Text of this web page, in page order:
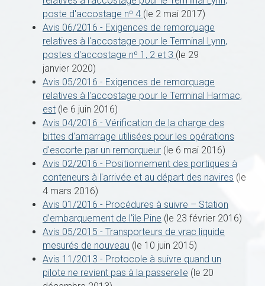
poste d'accostage n⁰ 4 (le 2 mai 2017)
Avis 06/2016 - Exigences de remorquage
relatives à l'accostage pour le Terminal Lynn,
postes d'accostage n⁰ 1, 2 et 3 (le 29
janvier 2020)
Avis 05/2016 - Exigences de remorquage
relatives à l'accostage pour le Terminal Harmac,
est (le 6 juin 2016)
Avis 04/2016 - Vérification de la charge des
bittes d'amarrage utilisées pour les opérations
d'escorte par un remorqueur (le 6 mai 2016)
Avis 02/2016 - Positionnement des portiques à
conteneurs à l'arrivée et au départ des navires (le
4 mars 2016)
Avis 01/2016 - Procédures à suivre – Station
d’embarquement de l’île Pine (le 23 février 2016)
Avis 05/2015 - Transporteurs de vrac liquide
mesurés de nouveau (le 10 juin 2015)
Avis 11/2013 - Protocole à suivre quand un
pilote ne revient pas à la passerelle (le 20